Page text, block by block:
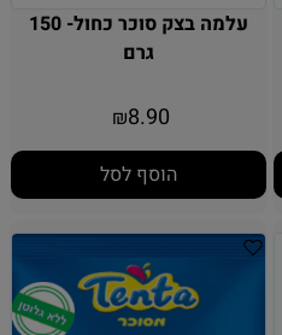
עלמה בצק סוכר כחול- 150
גרם
₪8.90
הוסף לסל